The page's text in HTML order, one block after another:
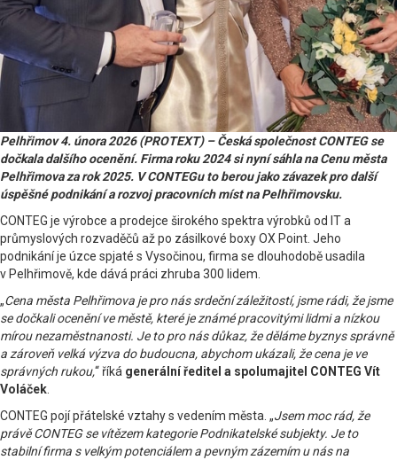
Pelhřimov 4. února 2026 (PROTEXT) – Česká společnost CONTEG se
dočkala dalšího ocenění. Firma roku 2024 si nyní sáhla na Cenu města
Pelhřimova za rok 2025. V CONTEGu to berou jako závazek pro další
úspěšné podnikání a rozvoj pracovních míst na Pelhřimovsku.
CONTEG je výrobce a prodejce širokého spektra výrobků od IT a
průmyslových rozvaděčů až po zásilkové boxy OX Point. Jeho
podnikání je úzce spjaté s Vysočinou, firma se dlouhodobě usadila
v Pelhřimově, kde dává práci zhruba 300 lidem.
„Cena města Pelhřimova je pro nás srdeční záležitostí, jsme rádi, že jsme
se dočkali ocenění ve městě, které je známé pracovitými lidmi a nízkou
mírou nezaměstnanosti. Je to pro nás důkaz, že děláme byznys správně
a zároveň velká výzva do budoucna, abychom ukázali, že cena je ve
správných rukou,“ říká generální ředitel a spolumajitel CONTEG Vít
Voláček.
CONTEG pojí přátelské vztahy s vedením města. „Jsem moc rád, že
právě CONTEG se vítězem kategorie Podnikatelské subjekty. Je to
stabilní firma s velkým potenciálem a pevným zázemím u nás na